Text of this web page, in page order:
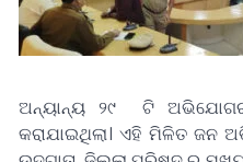
ଅନ୍ୟାନ୍ୟ ୨୯ ଟି ଅଭିଯୋଗର
କରାଯାଇଥିଲା। ଏହି ମିଳିତ